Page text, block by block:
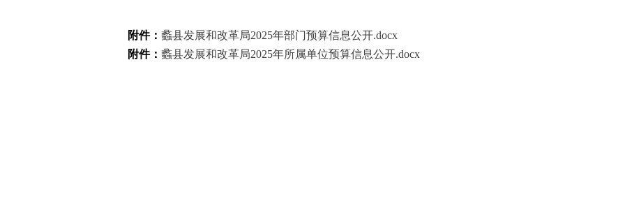
附件： 蠡县发展和改革局2025年部门预算信息公开.docx
附件： 蠡县发展和改革局2025年所属单位预算信息公开.docx